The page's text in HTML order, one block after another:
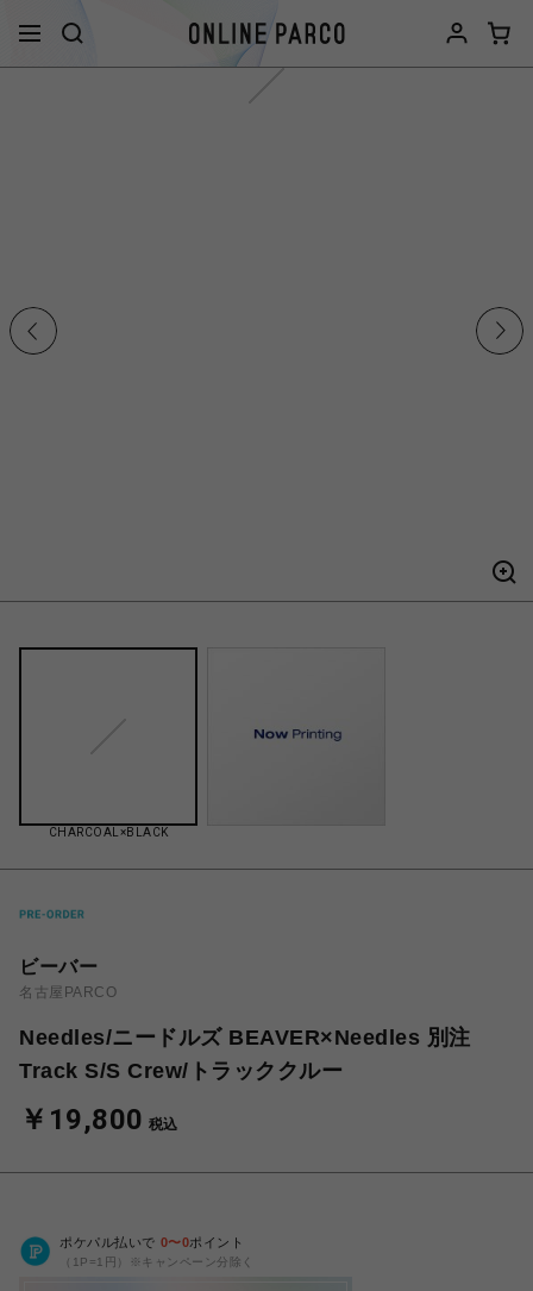
CHARCOAL×BLACK
ビーバー
名古屋PARCO
Needles/ニードルズ BEAVER×Needles 別注
Track S/S Crew/トラッククルー
￥19,800 税込
ポケパル払いで 0〜0ポイント
（1P=1円）※キャンペーン分除く